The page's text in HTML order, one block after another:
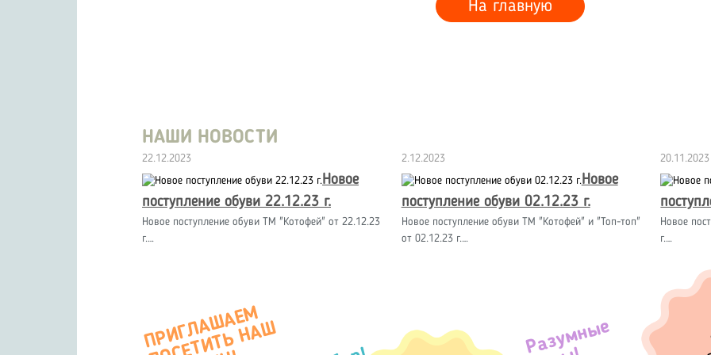
На главную
НАШИ НОВОСТИ
22.12.2023
Новое
поступление обуви 22.12.23 г.
Новое поступление обуви ТМ "Котофей" от 22.12.23
г.…
2.12.2023
Новое
поступление обуви 02.12.23 г.
Новое поступление обуви ТМ "Котофей" и "Топ-топ"
от 02.12.23 г.…
20.11.2023
Новое
г.…
П
Р
И
Г
А
Ш
А
Е
М
О
С
Е
Т
И
Т
Ь
Н
А
М
А
Г
А
З
И Разумные